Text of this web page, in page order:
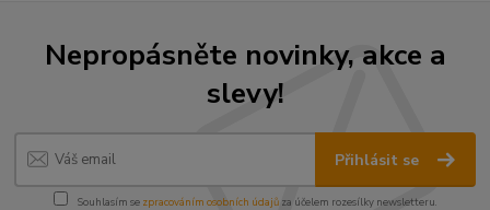
Nepropásněte novinky, akce a
slevy!
Přihlásit se
Souhlasím se zpracováním osobních údajůza účelem rozesílky newsletteru.